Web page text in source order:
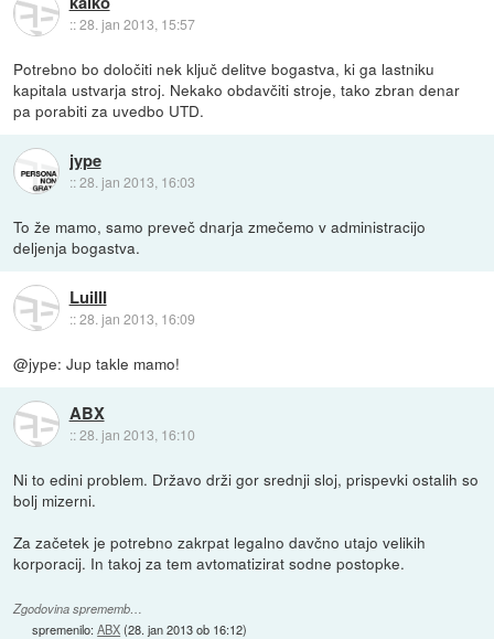
::28. jan 2013, 15:57
Potrebno bo določiti nek ključ delitve bogastva, ki ga lastniku
kapitala ustvarja stroj. Nekako obdavčiti stroje, tako zbran denar
pa porabiti za uvedbo UTD.
jype
::28. jan 2013, 16:03
To že mamo, samo preveč dnarja zmečemo v administracijo
deljenja bogastva.
LuiIII
::28. jan 2013, 16:09
@jype: Jup takle mamo!
ABX
::28. jan 2013, 16:10
Ni to edini problem. Državo drži gor srednji sloj, prispevki ostalih so
bolj mizerni.
Za začetek je potrebno zakrpat legalno davčno utajo velikih
korporacij. In takoj za tem avtomatizirat sodne postopke.
Zgodovina sprememb…
spremenilo:ABX(28. jan 2013 ob 16:12)